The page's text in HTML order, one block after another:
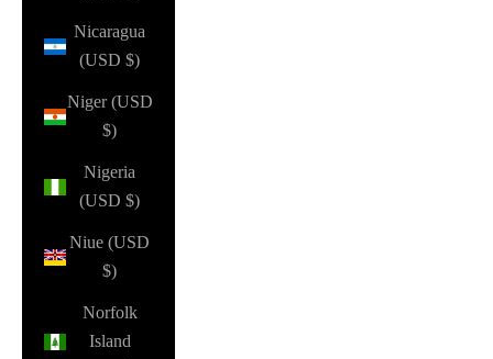
Nicaragua
(USD $)
Niger (USD
$)
Nigeria
(USD $)
Niue (USD
$)
Norfolk
Island